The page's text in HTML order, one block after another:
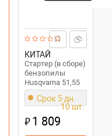
КИТАЙ
Стартер (в сборе)
бензопилы
Husqvarna 51,55
Срок 5 дн.
10 шт.
₽1 809